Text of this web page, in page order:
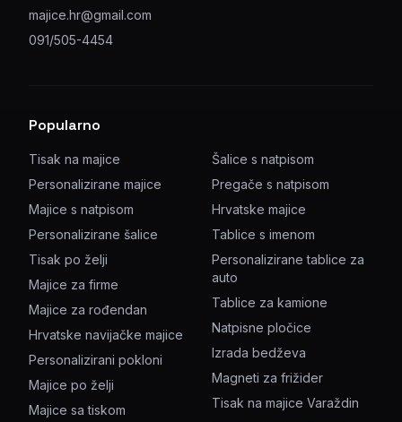
majice.hr@gmail.com
091/505-4454
Popularno
Tisak na majice
Personalizirane majice
Majice s natpisom
Personalizirane šalice
Tisak po želji
Majice za firme
Majice za rođendan
Hrvatske navijačke majice
Personalizirani pokloni
Majice po želji
Majice sa tiskom
Šalice s natpisom
Pregače s natpisom
Hrvatske majice
Tablice s imenom
Personalizirane tablice za
auto
Tablice za kamione
Natpisne pločice
Izrada bedževa
Magneti za frižider
Tisak na majice Varaždin